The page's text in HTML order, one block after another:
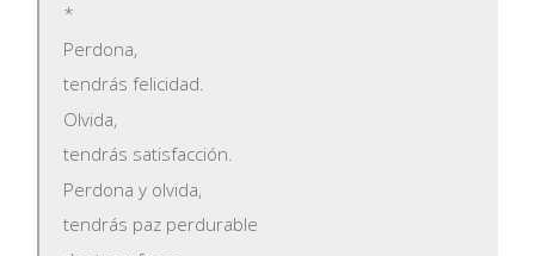
*
Perdona,
tendrás felicidad.
Olvida,
tendrás satisfacción.
Perdona y olvida,
tendrás paz perdurable